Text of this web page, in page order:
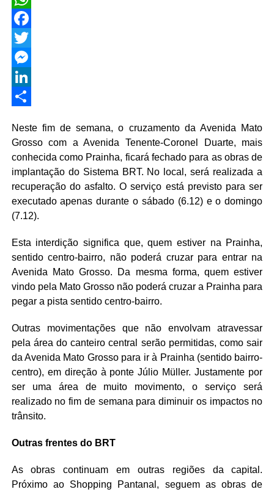
WhatsApp
Facebook
Twitter
Messenger
LinkedIn
Neste fim de semana, o cruzamento da Avenida Mato
Grosso com a Avenida Tenente-Coronel Duarte, mais
conhecida como Prainha, ficará fechado para as obras de
implantação do Sistema BRT. No local, será realizada a
recuperação do asfalto. O serviço está previsto para ser
executado apenas durante o sábado (6.12) e o domingo
(7.12).
Esta interdição significa que, quem estiver na Prainha,
sentido centro-bairro, não poderá cruzar para entrar na
Avenida Mato Grosso. Da mesma forma, quem estiver
vindo pela Mato Grosso não poderá cruzar a Prainha para
pegar a pista sentido centro-bairro.
Outras movimentações que não envolvam atravessar
pela área do canteiro central serão permitidas, como sair
da Avenida Mato Grosso para ir à Prainha (sentido bairro-
centro), em direção à ponte Júlio Müller. Justamente por
ser uma área de muito movimento, o serviço será
realizado no fim de semana para diminuir os impactos no
trânsito.
Outras frentes do BRT
As obras continuam em outras regiões da capital.
Próximo ao Shopping Pantanal, seguem as obras de